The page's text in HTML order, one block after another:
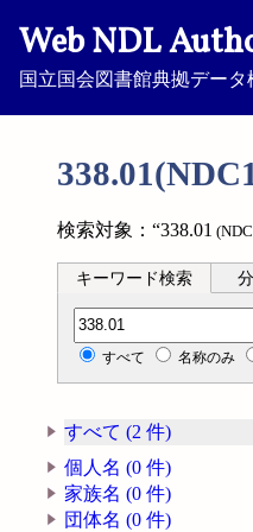
Web NDL
国立国会図書館典拠デー
検索対象：“338.01
キーワード検索
分類記号検索
すべて 名称のみ
すべて (2 件)
個人名 (0 件)
家族名 (0 件)
団体名 (0 件)